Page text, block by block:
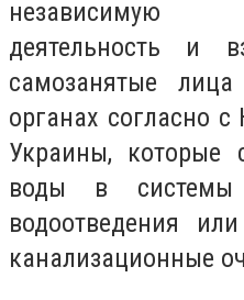
независимую
деятельность и
самозанятые
органах согласно
Украины, которые
воды в системы
водоотведения
канализационные